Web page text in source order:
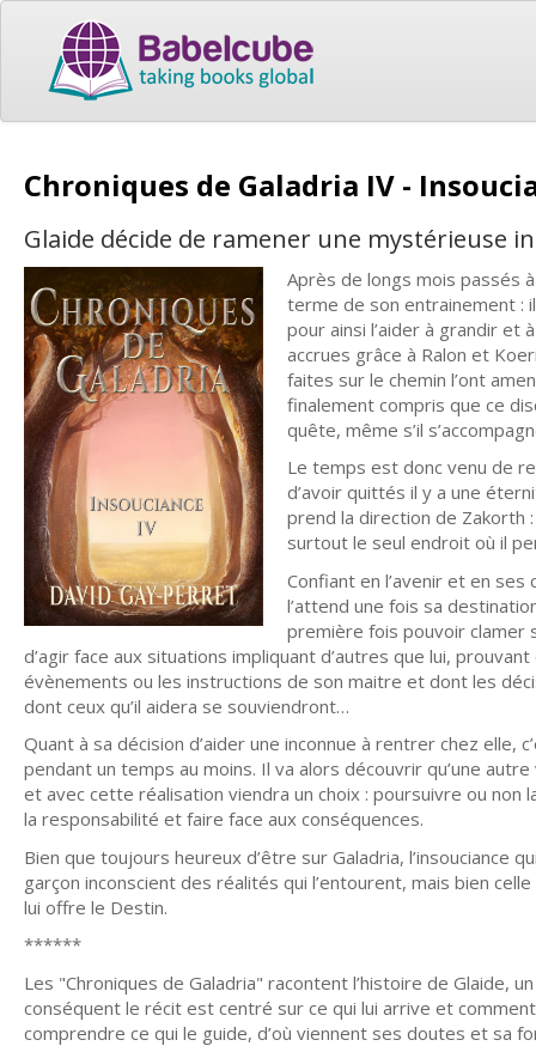
Chroniques de Galadria IV -
Glaide décide de ramener une mystérieuse
Après de longs mois passés
terme de son entrainement :
pour ainsi l’aider à grandir et
accrues grâce à Ralon et
faites sur le chemin l’ont
finalement compris que ce
quête, même s’il
Le temps est donc venu de
d’avoir quittés il y a une
prend la direction de Zakorth
surtout le seul endroit où il
Confiant en l’avenir et en
l’attend une fois sa
première fois pouvoir clamer
d’agir face aux situations impliquant d’autres que lui,
évènements ou les instructions de son maitre et dont les
dont ceux qu’il aidera se souviendront…
Quant à sa décision d’aider une inconnue à rentrer chez elle,
pendant un temps au moins. Il va alors découvrir qu’une
et avec cette réalisation viendra un choix : poursuivre ou
la responsabilité et faire face aux conséquences.
Bien que toujours heureux d’être sur Galadria, l’insouciance
garçon inconscient des réalités qui l’entourent, mais bien
lui offre le Destin.
******
Les "Chroniques de Galadria" racontent l’histoire de Glaide,
conséquent le récit est centré sur ce qui lui arrive et
comprendre ce qui le guide, d’où viennent ses doutes et sa